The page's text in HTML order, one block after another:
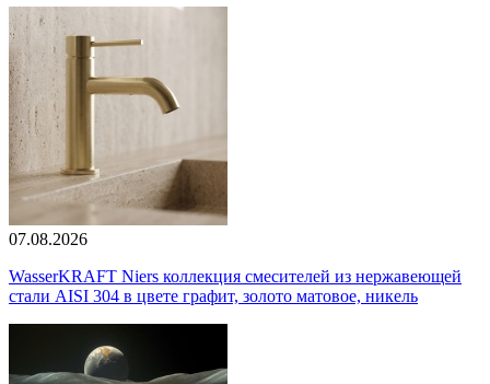
07.08.2026
WasserKRAFT Niers коллекция смесителей из нержавеющей
стали AISI 304 в цвете графит, золото матовое, никель